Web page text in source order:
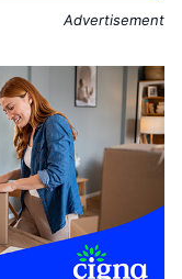
Advertisement